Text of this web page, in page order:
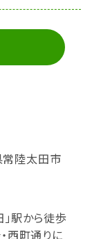
陸太田市
駅から徒歩
西町通りに